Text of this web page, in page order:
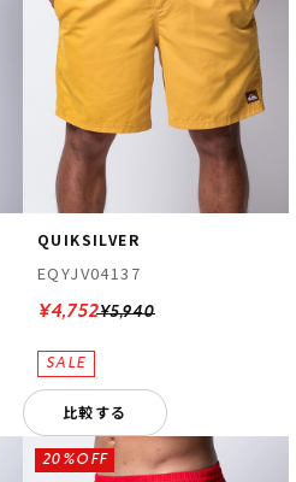
QUIKSILVER
EQYJV04137
¥5,940
¥4,752
比較する
20%OFF